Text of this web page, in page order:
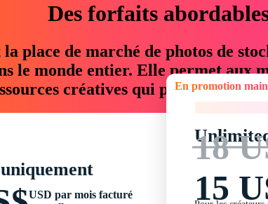
Des forfaits
la place de marché de photos de
le monde entier. Elle permet aux
créatives qui permettent
USD par mois facturé
En promotion
18
15